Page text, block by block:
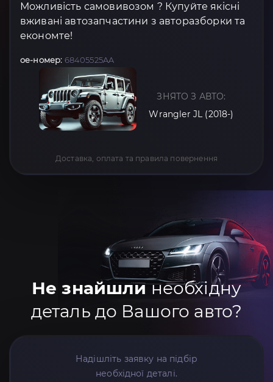
Можливість самовивозом ? Купуйте якісні
вживані автозапчастини з авторазборки та
економте!
oe-номер: 68405525AA
ЗНЯТО З АВТО:
Wrangler JL (2018-)
Доставка, оплата та правила повернення
Не знайшлинеобхідну
деталь до Вашого авто?
Надішліть заявку на підбір
необхідної деталі.